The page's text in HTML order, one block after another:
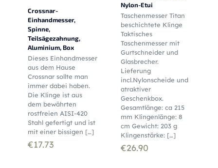
Crossnar-
Einhandmesser,
Spinne,
Teilsägezahnung,
Aluminium, Box
Dieses Einhandmesser
aus dem Hause
Crossnar sollte man
immer dabei haben.
Die Klinge ist aus
dem bewährten
rostfreien AISI-420
Stahl gefertigt und ist
mit einer bissigen […]
€17.73
Nylon-Etui
Taschenmesser Titan
beschichtete Klinge
Taktisches
Taschenmesser mit
Gurtschneider und
Glasbrecher.
Lieferung
incl.Nylonscheide und
atraktiver
Geschenkbox.
Gesamtlänge: ca 215
mm Klingenlänge: 8
cm Gewicht: 203 g
Klingenstärke:[…]
€26.90